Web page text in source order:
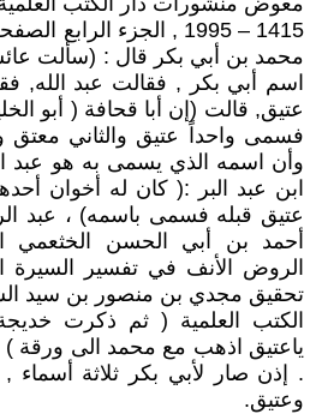
محمد بن أبي بكر قال : (سألت
اسم أبي بكر , فقالت عبد الله,
عتيق, قالت (إن أبا قحافة ( أبو
فسمى واحداً عتيق والثاني معتق
وأن اسمه الذي يسمى به هو عبد
ابن عبد البر :( كان له أخوان
عتيق قبله فسمى باسمه) ، عبد
أحمد بن أبي الحسن الخثعمي
الروض الأنف في تفسير السيرة
تحقيق مجدي بن منصور بن سيد
الكتب العلمية ( ثم ذكرت
ياعتيق اذهب مع محمد الى ورقة )
. إذن صار لأبي بكر ثلاثة أسماء ,
وعتيق.